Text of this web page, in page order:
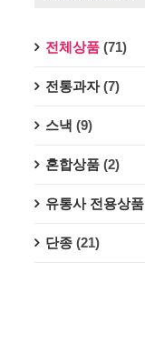
전체상품 (71)
전통과자 (7)
스낵 (9)
혼합상품 (2)
유통사 전용상품
단종 (21)